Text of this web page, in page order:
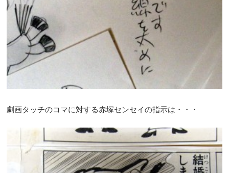
劇画タッチのコマに対する赤塚センセイの指示は・・・